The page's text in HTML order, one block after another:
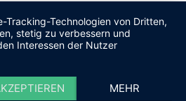
Tracking-Technologien von Dritten,
stetig zu verbessern und
Interessen der Nutzer
MEHR